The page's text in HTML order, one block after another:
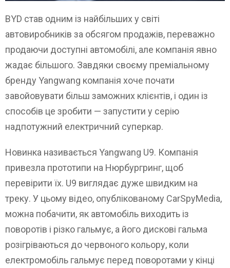
BYD став одним із найбільших у світі
автовиробників за обсягом продажів, переважно
продаючи доступні автомобілі, але компанія явно
жадає більшого. Завдяки своєму преміальному
бренду Yangwang компанія хоче почати
завойовувати більш заможних клієнтів, і один із
способів це зробити — запустити у серію
надпотужний електричний суперкар.
Новинка називається Yangwang U9. Компанія
привезла прототипи на Нюрбургринг, щоб
перевірити їх. U9 виглядає дуже швидким на
треку. У цьому відео, опублікованому CarSpyMedia,
можна побачити, як автомобіль виходить із
поворотів і різко гальмує, а його дискові гальма
розігріваються до червоного кольору, коли
електромобіль гальмує перед поворотами у кінці